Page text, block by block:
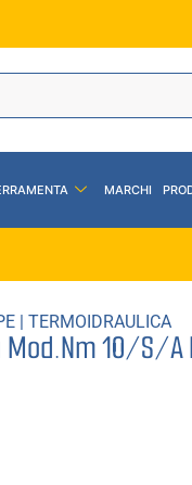
MARCHI
| TERMOIDRAULICA
10/S/A